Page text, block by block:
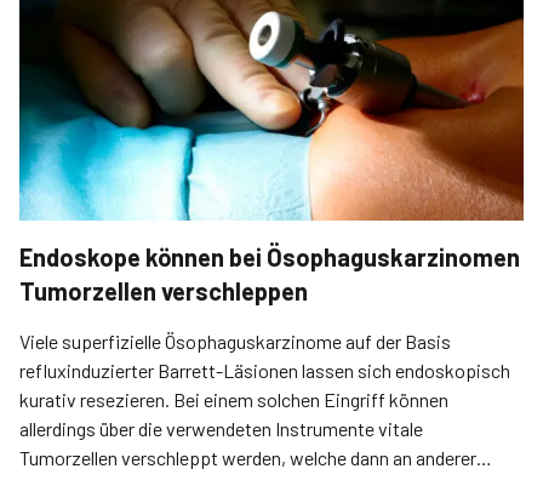
Endoskope können bei Ösophaguskarzinomen
Tumorzellen verschleppen
Viele superfizielle Ösophaguskarzinome auf der Basis
refluxinduzierter Barrett-Läsionen lassen sich endoskopisch
kurativ resezieren. Bei einem solchen Eingriff können
allerdings über die verwendeten Instrumente vitale
Tumorzellen verschleppt werden, welche dann an anderer